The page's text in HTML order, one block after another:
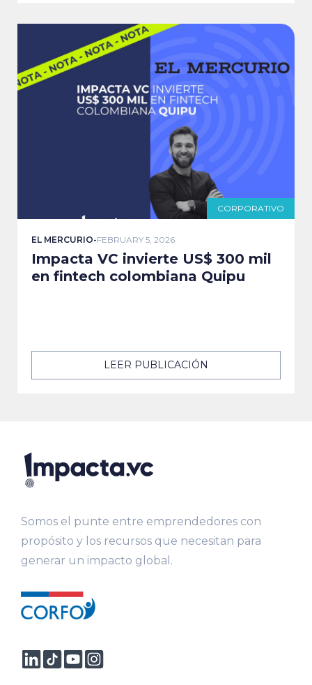
CORPORATIVO
EL MERCURIO-FEBRUARY 5, 2026
Impacta VC invierte US$ 300 mil
en fintech colombiana Quipu
LEER PUBLICACIÓN
Somos el punte entre emprendedores con
propósito y los recursos que necesitan para
generar un impacto global.